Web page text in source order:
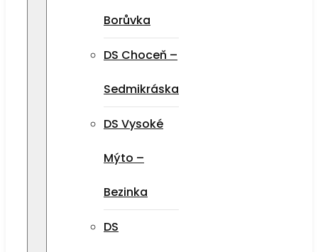
Borůvka
DS Choceň –
Sedmikráska
DS Vysoké
Mýto –
Bezinka
DS